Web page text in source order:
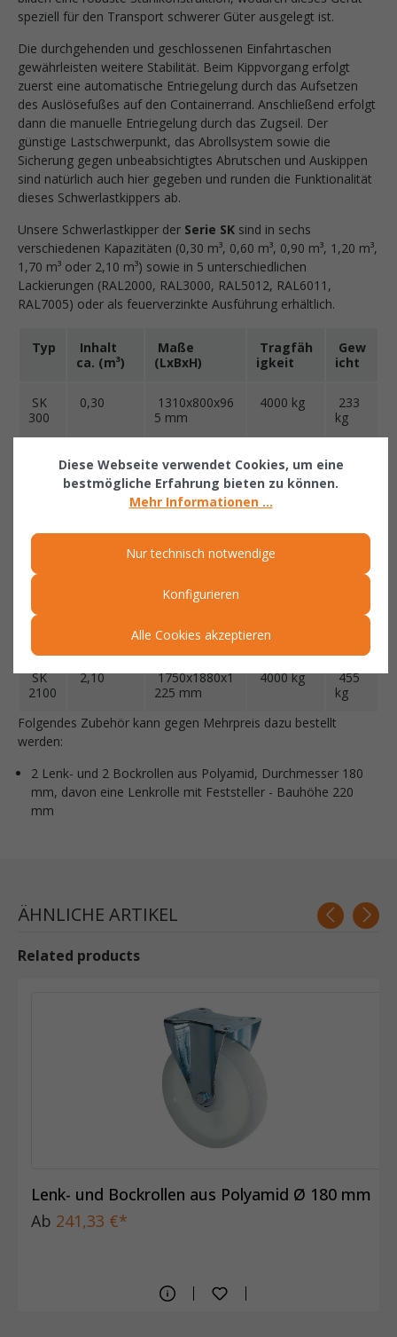
speziell für den Transport schwerer Güter ausgelegt ist.
Die durchgehenden und geschlossenen Einfahrtaschen
gewährleisten weitere Stabilität. Beim Kippvorgang erfolgt
zuerst eine automatische Entriegelung durch das Aufsetzen
des Auslösefußes auf den Containerrand. Anschließend erfolgt
dann die manuelle Entriegelung durch das Zugseil. Der
günstige Lastschwerpunkt, das Abrollsystem sowie die
Sicherung gegen unbeabsichtigtes Abrutschen und Auskippen
sind natürlich auch hier gegeben und runden die Funktionalität
dieses Schwerlastkippers ab.
Unsere Schwerlastkipper der Serie SK sind in sechs
verschiedenen Kapazitäten (0,30 m³, 0,60 m³, 0,90 m³, 1,20 m³,
1,70 m³ oder 2,10 m³) sowie in 5 unterschiedlichen
Lackierungen (RAL2000, RAL3000, RAL5012, RAL6011,
RAL7005) oder als feuerverzinkte Ausführung erhältlich.
Typ
Inhalt
ca. (m³)
Maße
(LxBxH)
Tragfäh
igkeit
Gew
icht
SK
300
0,30
1310x800x96
5 mm
4000 kg
233
kg
0,60
1310x1100x9
65 mm
4000 kg
kg
1310x1580x9
4000 kg
SK
1200
4000 kg
SK
225 mm
SK
2100
2,10
1750x1880x1
225 mm
4000 kg
455
kg
Folgendes Zubehör kann gegen Mehrpreis dazu bestellt
werden:
2 Lenk- und 2 Bockrollen aus Polyamid, Durchmesser 180
mm, davon eine Lenkrolle mit Feststeller - Bauhöhe 220
mm
ÄHNLICHE ARTIKEL
Related products
Lenk- und Bockrollen aus Polyamid Ø 180 mm
Ab 241,33 €*
Diese Webseite verwendet Cookies, um eine
bestmögliche Erfahrung bieten zu können.
Mehr Informationen ...
Nur technisch notwendige
Konfigurieren
Alle Cookies akzeptieren